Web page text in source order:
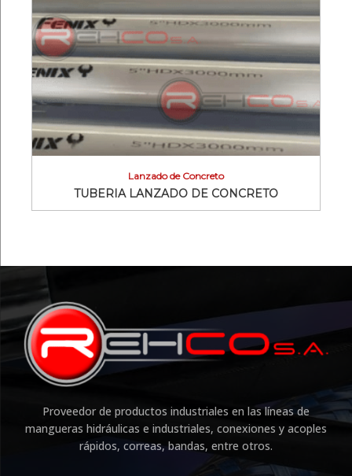
Lanzado de Concreto
TUBERIA LANZADO DE CONCRETO
Proveedor de productos industriales en las líneas de
mangueras hidráulicas e industriales, conexiones y acoples
rápidos, correas, bandas, entre otros.